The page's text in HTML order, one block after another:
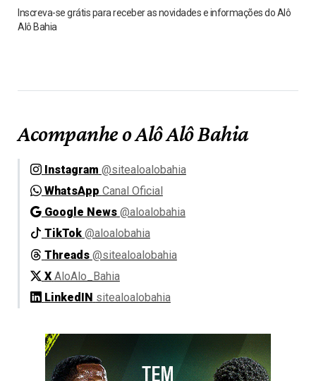
Inscreva-se grátis para receber as novidades e informações do Alô
Alô Bahia
Acompanhe o Alô Alô Bahia
Instagram @sitealoalobahia
WhatsApp Canal Oficial
Google News @aloalobahia
TikTok @aloalobahia
Threads @sitealoalobahia
X AloAlo_Bahia
LinkedIN sitealoalobahia